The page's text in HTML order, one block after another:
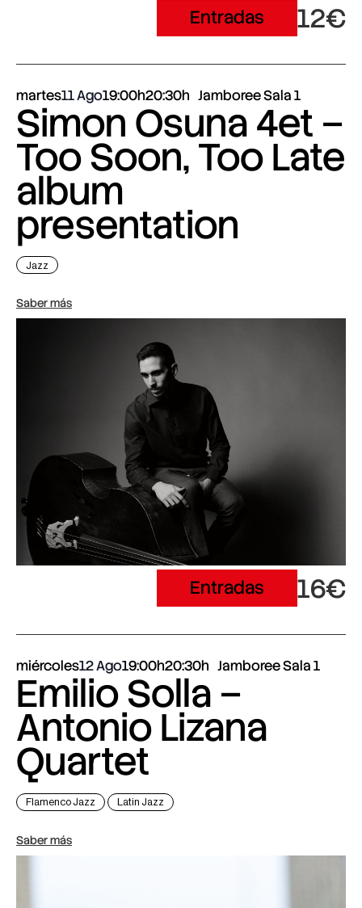
Entradas 12€
martes11 Ago19:00h20:30h Jamboree Sala 1
Simon Osuna 4et –
Too Soon, Too Late
album
presentation
Jazz
Saber más
Entradas 16€
miércoles12 Ago19:00h20:30h Jamboree Sala 1
Emilio Solla –
Antonio Lizana
Quartet
Flamenco Jazz Latin Jazz
Saber más